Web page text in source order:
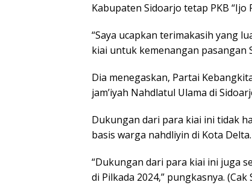
Kabupaten Sidoarjo tetap PKB “Ijo
“Saya ucapkan terimakasih yang
kiai untuk kemenangan pasangan
Dia menegaskan, Partai
jam’iyah Nahdlatul Ulama di
Dukungan dari para kiai ini tidak
basis warga nahdliyin di Kota Delta.
“Dukungan dari para kiai ini juga
di Pilkada 2024,” pungkasnya. (Cak